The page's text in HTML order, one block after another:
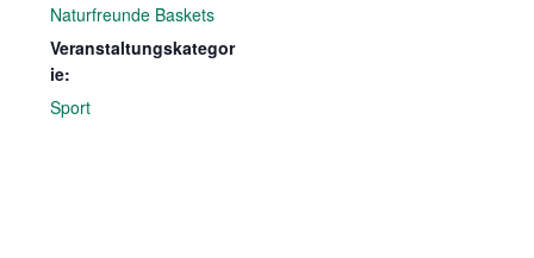
Naturfreunde Baskets
Veranstaltungskategor
ie:
Sport